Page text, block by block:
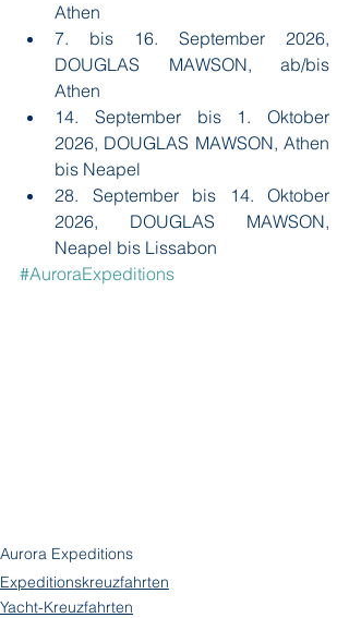
Athen
7. bis 16. September 2026,
DOUGLAS MAWSON, ab/bis
Athen
14. September bis 1. Oktober
2026, DOUGLAS MAWSON, Athen
bis Neapel
28. September bis 14. Oktober
2026, DOUGLAS MAWSON,
Neapel bis Lissabon
#AuroraExpeditions
Aurora Expeditions
Expeditionskreuzfahrten
Yacht-Kreuzfahrten